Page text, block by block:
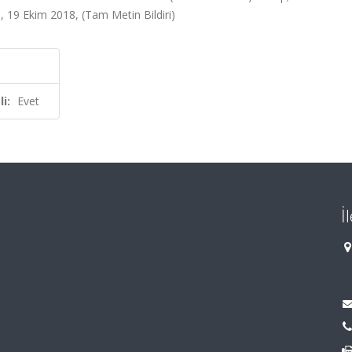
19 Ekim 2018, (Tam Metin Bildiri)
Evet